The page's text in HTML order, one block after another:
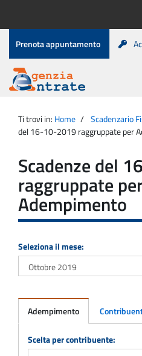
contenuto
Menu
di
servizio
Prenota appuntamento
Agenzia
Entrate
principale
Ti trovi in: Home Scadenzario
del 16-10-2019 raggruppate per
Scadenze del
raggruppate
Adempimento
Seleziona il mese:
Adempimento
Adempimento
Scelta per contribuente: